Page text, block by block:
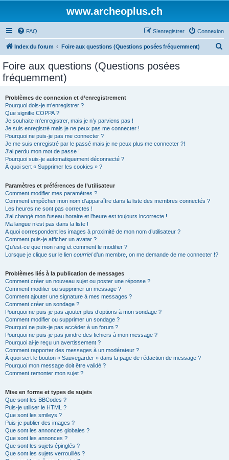
www.archeoplus.ch
FAQ Connexion
S’enregistrer
Index du forum Foire aux questions (Questions posées fréquemment)
Foire aux questions (Questions posées
fréquemment)
Problèmes de connexion et d’enregistrement
Pourquoi dois-je m’enregistrer ?
Que signifie COPPA ?
Je souhaite m’enregistrer, mais je n’y parviens pas !
Je suis enregistré mais je ne peux pas me connecter !
Pourquoi ne puis-je pas me connecter ?
Je me suis enregistré par le passé mais je ne peux plus me connecter ?!
J’ai perdu mon mot de passe !
Pourquoi suis-je automatiquement déconnecté ?
À quoi sert « Supprimer les cookies » ?
Paramètres et préférences de l’utilisateur
Comment modifier mes paramètres ?
Comment empêcher mon nom d’apparaître dans la liste des membres connectés ?
Les heures ne sont pas correctes !
J’ai changé mon fuseau horaire et l’heure est toujours incorrecte !
Ma langue n’est pas dans la liste !
A quoi correspondent les images à proximité de mon nom d’utilisateur ?
Comment puis-je afficher un avatar ?
Qu’est-ce que mon rang et comment le modifier ?
Lorsque je clique sur le lien courrield’un membre, on me demande de me connecter !?
Problèmes liés à la publication de messages
Comment créer un nouveau sujet ou poster une réponse ?
Comment modifier ou supprimer un message ?
Comment ajouter une signature à mes messages ?
Comment créer un sondage ?
Pourquoi ne puis-je pas ajouter plus d’options à mon sondage ?
Comment modifier ou supprimer un sondage ?
Pourquoi ne puis-je pas accéder à un forum ?
Pourquoi ne puis-je pas joindre des fichiers à mon message ?
Pourquoi ai-je reçu un avertissement ?
Comment rapporter des messages à un modérateur ?
À quoi sert le bouton « Sauvegarder » dans la page de rédaction de message ?
Pourquoi mon message doit être validé ?
Comment remonter mon sujet ?
Mise en forme et types de sujets
Que sont les BBCodes ?
Puis-je utiliser le HTML ?
Que sont les smileys ?
Puis-je publier des images ?
Que sont les annonces globales ?
Que sont les annonces ?
Que sont les sujets épinglés ?
Que sont les sujets verrouillés ?